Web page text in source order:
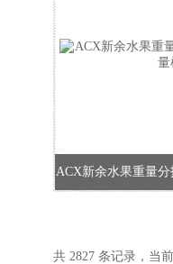
ACX新余水果重量
共 2827 条记录，当